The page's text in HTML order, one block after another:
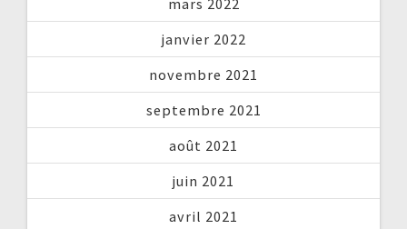
mars 2022
janvier 2022
novembre 2021
septembre 2021
août 2021
juin 2021
avril 2021